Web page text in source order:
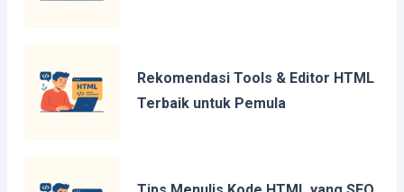
Rekomendasi Tools & Editor HTML
Terbaik untuk Pemula